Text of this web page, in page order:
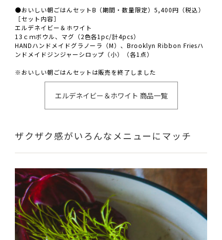
●おいしい朝ごはんセットB（期間・数量限定）5,400円（税込）
［セット内容］
エルデネイビー＆ホワイト
13ｃｍボウル、マグ（2色各1pc/計4pcs）
HANDハンドメイドグラノーラ（M）、Brooklyn Ribbon Friesハ
ンドメイドジンジャーシロップ（小）（各1点）
※おいしい朝ごはんセットは販売を終了しました
エルデネイビー＆ホワイト 商品一覧
ザクザク感がいろんなメニューにマッチ